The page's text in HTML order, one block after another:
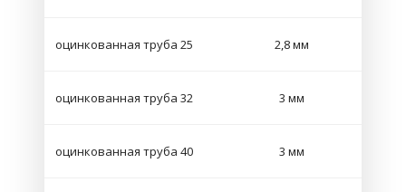
оцинкованная труба 25 2,8 мм
оцинкованная труба 32 3 мм
оцинкованная труба 40 3 мм